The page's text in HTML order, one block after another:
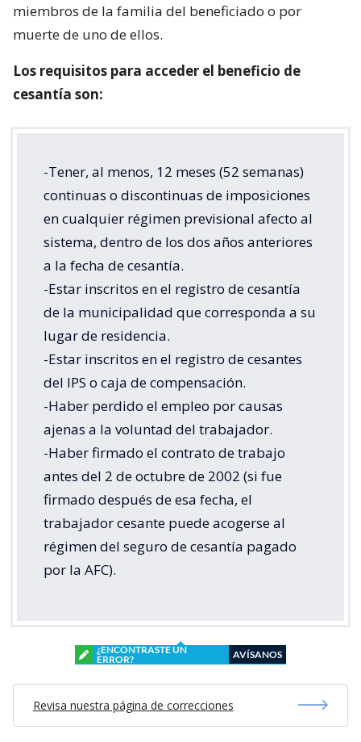
miembros de la familia del beneficiado o por
muerte de uno de ellos.
Los requisitos para acceder el beneficio de
cesantía son:
-Tener, al menos, 12 meses (52 semanas)
continuas o discontinuas de imposiciones
en cualquier régimen previsional afecto al
sistema, dentro de los dos años anteriores
a la fecha de cesantía.
-Estar inscritos en el registro de cesantía
de la municipalidad que corresponda a su
lugar de residencia.
-Estar inscritos en el registro de cesantes
del IPS o caja de compensación.
-Haber perdido el empleo por causas
ajenas a la voluntad del trabajador.
-Haber firmado el contrato de trabajo
antes del 2 de octubre de 2002 (si fue
firmado después de esa fecha, el
trabajador cesante puede acogerse al
régimen del seguro de cesantía pagado
por la AFC).
¿ENCONTRASTE UN
ERROR?
AVÍSANOS
Revisa nuestra página de correcciones